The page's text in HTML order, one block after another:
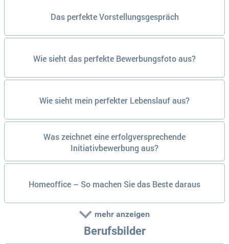
Das perfekte Vorstellungsgespräch
Wie sieht das perfekte Bewerbungsfoto aus?
Wie sieht mein perfekter Lebenslauf aus?
Was zeichnet eine erfolgversprechende
Initiativbewerbung aus?
Homeoffice – So machen Sie das Beste daraus
mehr anzeigen
Berufsbilder